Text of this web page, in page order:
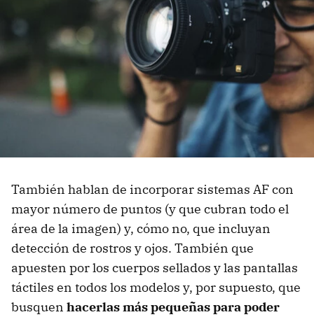
También hablan de incorporar sistemas AF con
mayor número de puntos (y que cubran todo el
área de la imagen) y, cómo no, que incluyan
detección de rostros y ojos. También que
apuesten por los cuerpos sellados y las pantallas
táctiles en todos los modelos y, por supuesto, que
busquen hacerlas más pequeñas para poder